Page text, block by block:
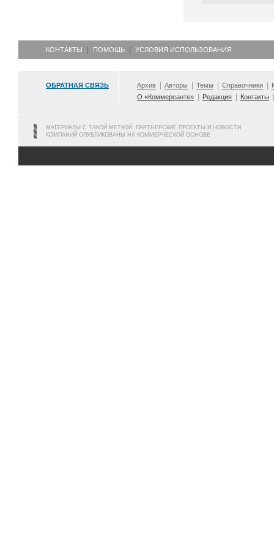
КОНТАКТЫ ПОМОЩЬ УСЛОВИЯ ИСПОЛЬЗОВАНИЯ
ОБРАТНАЯ СВЯЗЬ Архив Авторы Темы Справочники
О «Коммерсанте»
Редакция Контакты
МАТЕРИАЛЫ С ТАКОЙ МЕТКОЙ, ПАРТНЕРСКИЕ ПРОЕКТЫ И НОВОСТИ
КОМПАНИЙ ОПУБЛИКОВАНЫ НА КОММЕРЧЕСКОЙ ОСНОВЕ